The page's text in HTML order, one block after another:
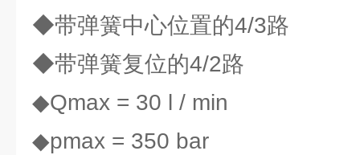
◆带弹簧中心位置的4/3路
◆带弹簧复位的4/2路
◆Qmax = 30 l / min
◆pmax = 350 bar